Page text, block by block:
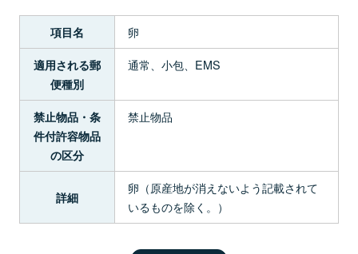
項目名 卵
適用される郵
便種別
通常、小包、EMS
禁止物品・条
件付許容物品
の区分
禁止物品
詳細
卵（原産地が消えないよう記載されて
いるものを除く。）